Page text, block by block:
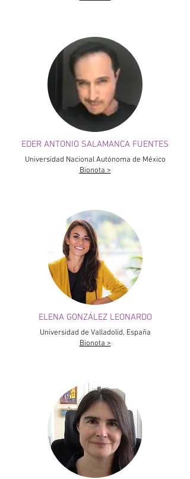
EDER ANTONIO SALAMANCA FUENTES
Universidad Nacional Autónoma de México
Bionota >
ELENA GONZÁLEZ LEONARDO
Universidad de Valladolid, España
Bionota >